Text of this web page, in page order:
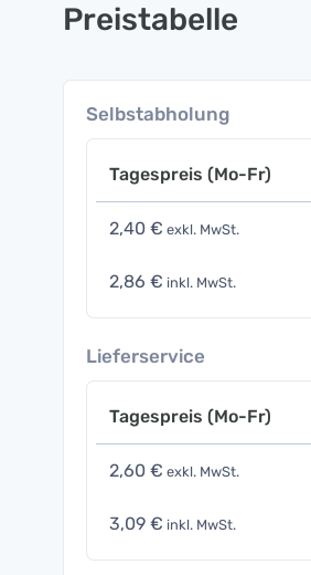
Preistabelle
Selbstabholung
Tagespreis (Mo-Fr)
2,40 € exkl. MwSt.
2,86 € inkl. MwSt.
Lieferservice
Tagespreis (Mo-Fr)
2,60 € exkl. MwSt.
3,09 € inkl. MwSt.